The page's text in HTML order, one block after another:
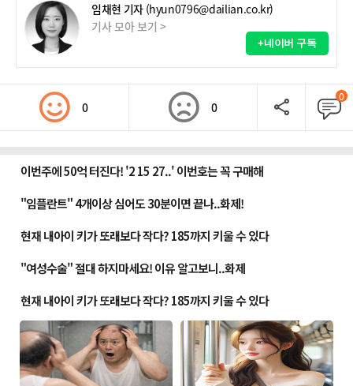
임채현 기자 (hyun0796@dailian.co.kr)
기사 모아 보기 >
+네이버 구독
0 0
0